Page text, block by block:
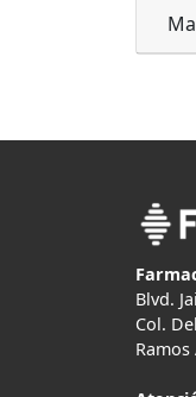
Blvd.
Col.
Ramos